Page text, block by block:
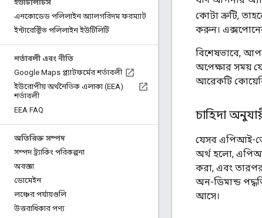
ইউটিলিটিস
এনকোডেড পলিলাইন অ্যালগরিদম ফরম্যাট
ইন্টারেক্টিভ পলিলাইন ইউটিলিটি
শর্তাবলী এবং নীতি
Google Maps প্ল্যাটফর্মের শর্তাবলী
ইউরোপীয় অর্থনৈতিক এলাকা (EEA)
শর্তাবলী
EEA FAQ
অতিরিক্ত সম্পদ
সম্পদ ট্র্যাকিং পরিকল্পনা
অবজ্ঞা
ডোমেইন
লঞ্চের পর্যায়গুলি
উত্তরাধিকার পণ্য
কোটা ত্রুটি,
করুন।
বিশেষভাবে,
অপেক্ষার সময়
আরেকটি
চাহিদা
যেসব এপিআই-তে
অর্থ হলো,
করা, এবং
অন-ডিমান্ড
আসে।